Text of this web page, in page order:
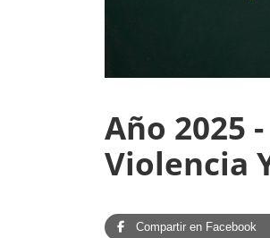
Año 2025 -
Violencia
Compartir en Facebook